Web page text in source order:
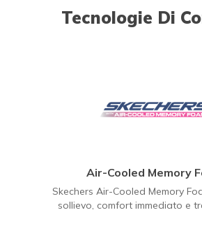
Tecnologie Di
Air-Cooled Memory
Skechers Air-Cooled Memory
sollievo, comfort immediato e